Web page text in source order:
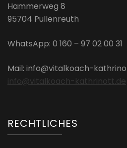
Hammerweg 8
95704 Pullenreuth
WhatsApp: 0 160 – 97 02 00 31
Mail: info@vitalkoach-
info@vitalkoach-kathrinott.de
RECHTLICHES